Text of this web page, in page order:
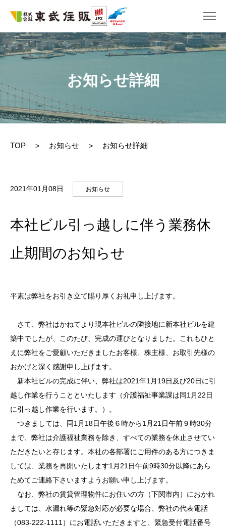
お知らせ詳細
TOP > お知らせ > お知らせ詳細
2021年01月08日 お知らせ
本社ビル引っ越しに伴う業務休
止期間のお知らせ
平素は弊社をお引き立て賜り厚くお礼申し上げます。
さて、弊社はかねてより現本社ビルの隣接地に新本社ビルを建
築中でしたが、このたび、完成の運びとなりました。これもひと
えに弊社をご愛顧いただきましたお客様、株主様、お取引先様の
おかげと深く感謝申し上げます。
新本社ビルの完成に伴い、弊社は2021年1月19日及び20日に引
越し作業を行うことといたします（介護福祉事業課は同1月22日
に引っ越し作業を行います。）。
つきましては、同1月18日午後６時から1月21日午前９時30分
まで、弊社は介護福祉業務を除き、すべての業務を休止させてい
ただきたいと存じます。本社の各部署にご用件のある方につきま
しては、業務を再開いたします1月21日午前9時30分以降にあら
ためてご連絡下さいますようお願い申し上げます。
なお、弊社の賃貸管理物件にお住いの方（下関市内）におかれ
ましては、水漏れ等の緊急対応が必要な場合、弊社の代表電話
（083-222-1111）にお電話いただきますと、緊急受付電話番号